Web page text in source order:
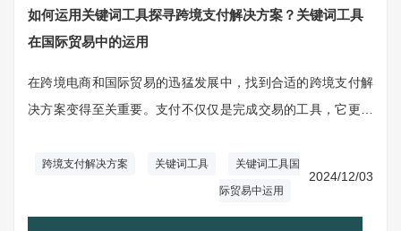
如何运用关键词工具探寻跨境支付解决方案？关键词工具
在国际贸易中的运用
在跨境电商和国际贸易的迅猛发展中，找到合适的跨境支付解
决方案变得至关重要。支付不仅仅是完成交易的工具，它更是
跨境支付解决方案 关键词工具 关键词工具国
际贸易中运用
2024/12/03